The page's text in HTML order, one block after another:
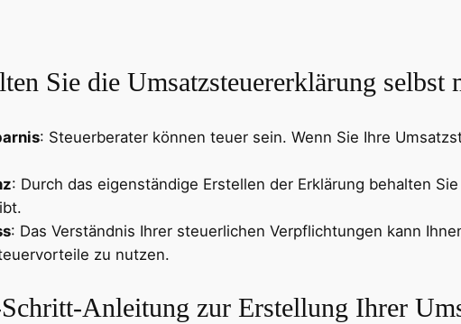
Sie die Umsatzsteuererklärung selbst
: Steuerberater können teuer sein. Wenn Sie Ihre
: Durch das eigenständige Erstellen der Erklärung behalten
: Das Verständnis Ihrer steuerlichen Verpflichtungen kann
zu nutzen.
Anleitung zur Erstellung Ihrer